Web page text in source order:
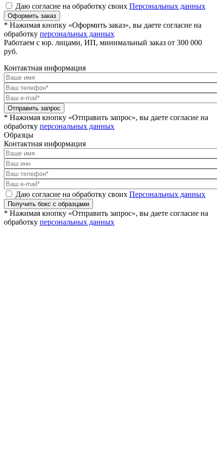
Даю согласие на обработку своих Персональных данных
Оформить заказ
* Нажимая кнопку «Оформить заказ», вы даете согласие на
обработку персональных данных
Работаем с юр. лицами, ИП, минимальный заказ от 300 000
руб.
Контактная информация
Отправить запрос
* Нажимая кнопку «Отправить запрос», вы даете согласие на
обработку персональных данных
Образцы
Контактная информация
Даю согласие на обработку своих Персональных данных
Получить бокс с образцами
* Нажимая кнопку «Отправить запрос», вы даете согласие на
обработку персональных данных